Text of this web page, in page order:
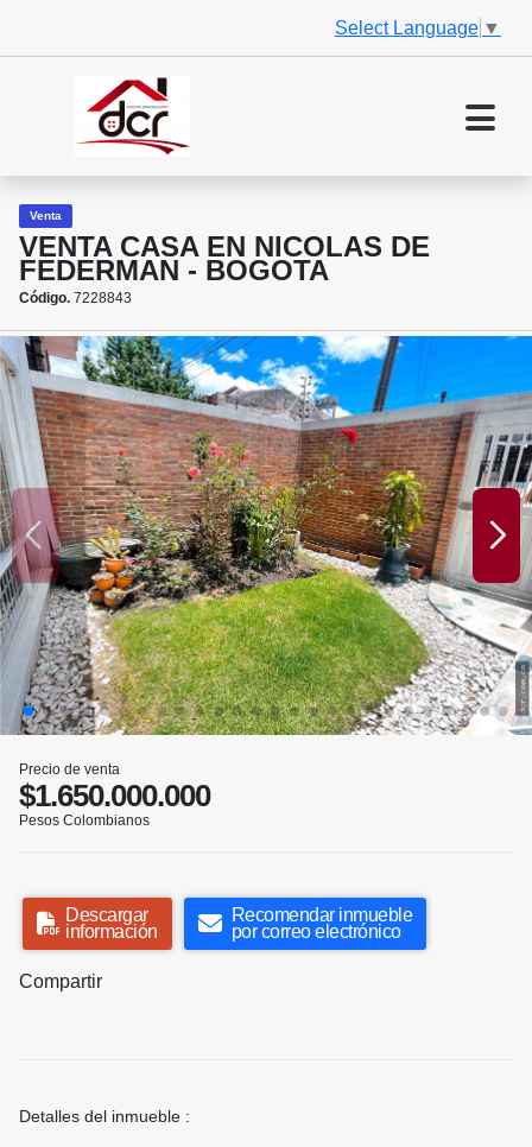
Select Language ▼
Venta
VENTA CASA EN NICOLAS DE
FEDERMAN - BOGOTA
Código. 7228843
Precio de venta
$1.650.000.000
Pesos Colombianos
Descargar
información
Recomendar inmueble
por correo electrónico
Compartir
Detalles del inmueble :